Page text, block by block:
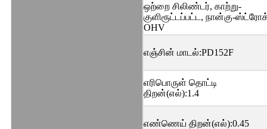
ஒற்றை சிலிண்டர், காற்று-
குளிரூட்டப்பட்ட, நான்கு-
OHV
எஞ்சின் மாடல்:PD152F
எரிபொருள் தொட்டி
திறன்(எல்):1.4
எண்ணெய் திறன்(எல்):0.45